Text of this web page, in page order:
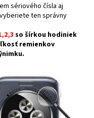
sériového čísla aj
ten správny
so šírkou hodiniek
remienkov